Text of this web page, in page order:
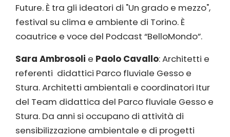
Future. È tra gli ideatori di "Un grado e mezzo",
festival su clima e ambiente di Torino. È
coautrice e voce del Podcast “BelloMondo”.
Sara Ambrosoli e Paolo Cavallo: Architetti e
referenti didattici Parco fluviale Gesso e
Stura. Architetti ambientali e coordinatori Itur
del Team didattica del Parco fluviale Gesso e
Stura. Da anni si occupano di attività di
sensibilizzazione ambientale e di progetti